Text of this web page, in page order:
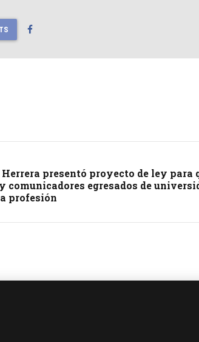
presentó proyecto de ley para
comunicadores egresados de
profesión